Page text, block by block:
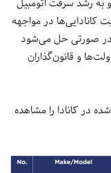
کانادایی‌ها در مواجهه
در صورتی حل می‌شود
و قانون‌گذاران
در کانادا را مشاهده